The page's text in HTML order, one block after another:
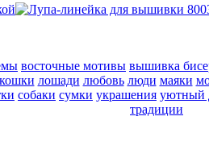
восточные мотивы вышивка
кошки лошади любовь люди маяки
собаки сумки украшения уютный
традиции